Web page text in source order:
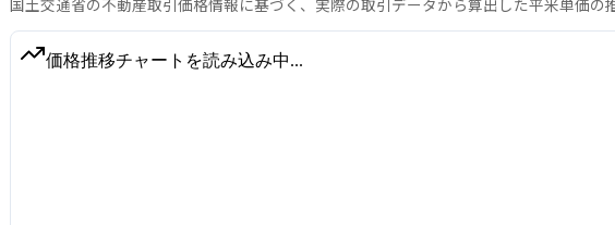
国土交通省の不動産取引価格情報に基づく、実際の取引データから算出した平米単価の